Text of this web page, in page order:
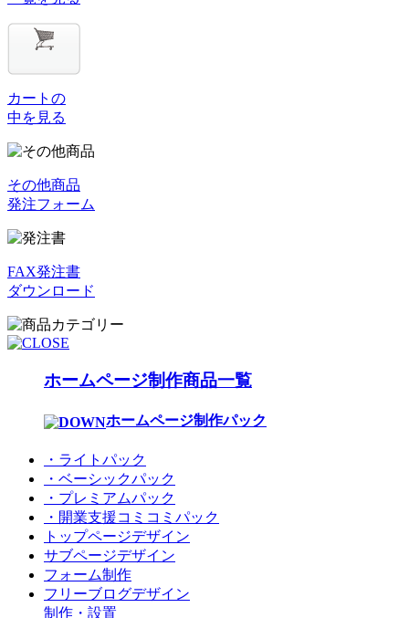
カートの
中を見る
その他商品
発注フォーム
FAX発注書
ダウンロード
ホームページ制作商品一覧
ホームページ制作パック
・ライトパック
・ベーシックパック
・プレミアムパック
・開業支援コミコミパック
トップページデザイン
サブページデザイン
フォーム制作
フリーブログデザイン
制作・設置